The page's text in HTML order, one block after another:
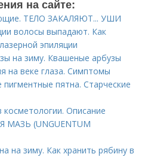
на сайте:
ТЕЛО ЗАКАЛЯЮТ... УШИ
волосы выпадают. Как
эпиляции
на зиму. Квашеные арбузы
на веке глаза. Симптомы
пятна. Старческие
Описание
МАЗЬ (UNGUENTUM
на зиму. Как хранить рябину в